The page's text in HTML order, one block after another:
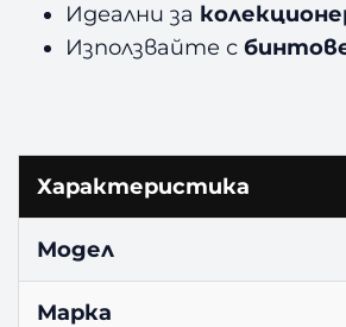
Идеални за
Използвайте с
Характеристика
Модел
Марка